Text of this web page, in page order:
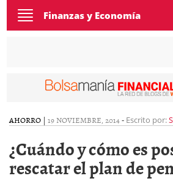
Toggle
navigation
Finanzas y Economía
AHORRO | 19 NOVIEMBRE, 2014- Escrito por:
¿Cuándo y cómo es
rescatar el plan de